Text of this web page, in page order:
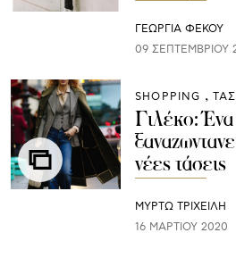
ΓΕΩΡΓΙΑ ΦΕΚΟΥ
09 ΣΕΠΤΕΜΒΡΊΟΥ
SHOPPING
Γιλέκο:
νέες τάσεις
ΜΥΡΤΩ ΤΡΙΧΕΙΛΗ
16 ΜΑΡΤΊΟΥ 2020